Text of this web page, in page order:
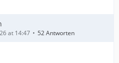
at 14:47 52 Antworten